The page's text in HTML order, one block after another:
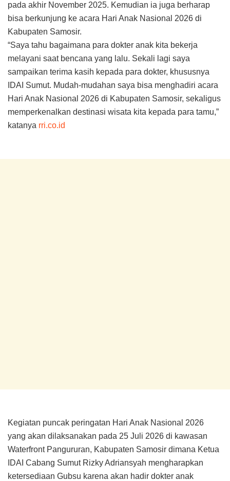
pada akhir November 2025. Kemudian ia juga berharap
bisa berkunjung ke acara Hari Anak Nasional 2026 di
Kabupaten Samosir.
“Saya tahu bagaimana para dokter anak kita bekerja
melayani saat bencana yang lalu. Sekali lagi saya
sampaikan terima kasih kepada para dokter, khususnya
IDAI Sumut. Mudah-mudahan saya bisa menghadiri acara
Hari Anak Nasional 2026 di Kabupaten Samosir, sekaligus
memperkenalkan destinasi wisata kita kepada para tamu,”
katanya rri.co.id
Kegiatan puncak peringatan Hari Anak Nasional 2026
yang akan dilaksanakan pada 25 Juli 2026 di kawasan
Waterfront Pangururan, Kabupaten Samosir dimana Ketua
IDAI Cabang Sumut Rizky Adriansyah mengharapkan
ketersediaan Gubsu karena akan hadir dokter anak